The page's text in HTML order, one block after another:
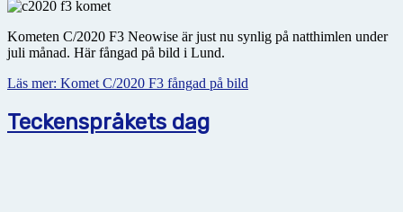
Kometen C/2020 F3 Neowise är just nu synlig på natthimlen under
juli månad. Här fångad på bild i Lund.
Läs mer: Komet C/2020 F3 fångad på bild
Teckenspråkets dag